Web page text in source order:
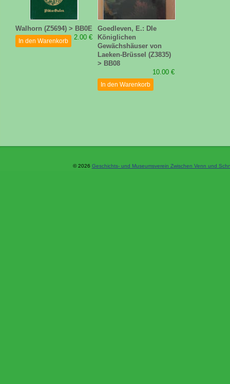
Walhorn (Z5694) > BB0E
2.00 €
In den Warenkorb
Goedleven, E.: DIe
Königlichen
Gewächshäuser von
Laeken-Brüssel (Z3835)
> BB08
10.00 €
In den Warenkorb
© 2026 Geschichts- und Museumsverein Zwischen Venn und